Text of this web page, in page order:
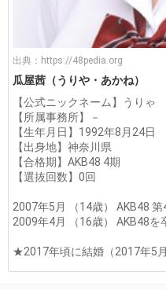
出典： https://48pedia.org
瓜屋茜（うりや・あかね）
【公式ニックネーム】うりゃ
【所属事務所】－
【生年月日】1992年8月24日
【出身地】神奈川県
【合格期】AKB48 4期
【選抜回数】0回
2007年5月 （14歳） AKB48
2009年4月 （16歳） AKB48を
★2017年頃に結婚（2017年5月